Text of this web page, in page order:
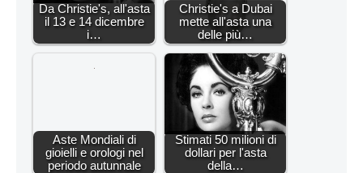
Da Christie's, all'asta
il 13 e 14 dicembre
i…
Christie's a Dubai
mette all'asta una
delle più…
Aste Mondiali di
gioielli e orologi nel
periodo autunnale
Stimati 50 milioni di
dollari per l'asta
della…